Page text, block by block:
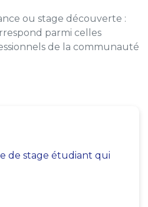
ou stage découverte :
parmi celles
de la communauté
de stage étudiant qui